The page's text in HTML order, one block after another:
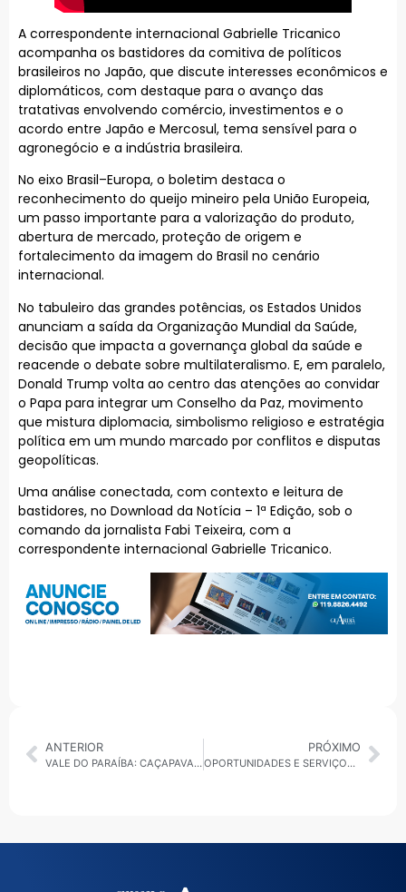
A correspondente internacional Gabrielle Tricanico
acompanha os bastidores da comitiva de políticos
brasileiros no Japão, que discute interesses econômicos e
diplomáticos, com destaque para o avanço das
tratativas envolvendo comércio, investimentos e o
acordo entre Japão e Mercosul, tema sensível para o
agronegócio e a indústria brasileira.
No eixo Brasil–Europa, o boletim destaca o
reconhecimento do queijo mineiro pela União Europeia,
um passo importante para a valorização do produto,
abertura de mercado, proteção de origem e
fortalecimento da imagem do Brasil no cenário
internacional.
No tabuleiro das grandes potências, os Estados Unidos
anunciam a saída da Organização Mundial da Saúde,
decisão que impacta a governança global da saúde e
reacende o debate sobre multilateralismo. E, em paralelo,
Donald Trump volta ao centro das atenções ao convidar
o Papa para integrar um Conselho da Paz, movimento
que mistura diplomacia, simbolismo religioso e estratégia
política em um mundo marcado por conflitos e disputas
geopolíticas.
Uma análise conectada, com contexto e leitura de
bastidores, no Download da Notícia – 1ª Edição, sob o
comando da jornalista Fabi Teixeira, com a
correspondente internacional Gabrielle Tricanico.
ANTERIOR
VALE DO PARAÍBA: CAÇAPAVA ABRE VAGAS PARA QUALIFICAÇÃO E BANANAL RECEBE POUPATEMPO MÓVEL
PRÓXIMO
OPORTUNIDADES E SERVIÇOS NO ALTO TIETÊ: SUZANO ENCERRA VAGAS DE ESTÁGIO, ITAQUA ENTREGA IPTU E GUARAREMA FOCA NA SAÚDE DA MULHER